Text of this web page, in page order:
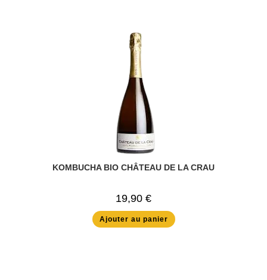
KOMBUCHA BIO CHÂTEAU DE LA CRAU
19,90 €
Ajouter au panier